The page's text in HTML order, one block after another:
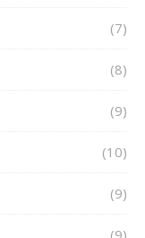
(7)
(8)
(9)
(10)
(9)
(9)